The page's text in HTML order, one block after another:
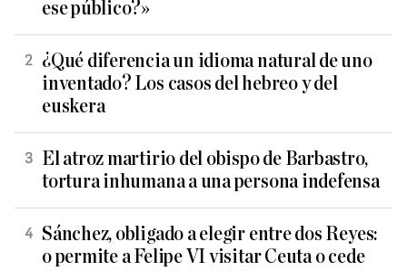
ese público?»
¿Qué diferencia un idioma natural de uno
inventado? Los casos del hebreo y del
euskera
El atroz martirio del obispo de Barbastro,
tortura inhumana a una persona indefensa
Sánchez, obligado a elegir entre dos Reyes:
o permite a Felipe VI visitar Ceuta o cede